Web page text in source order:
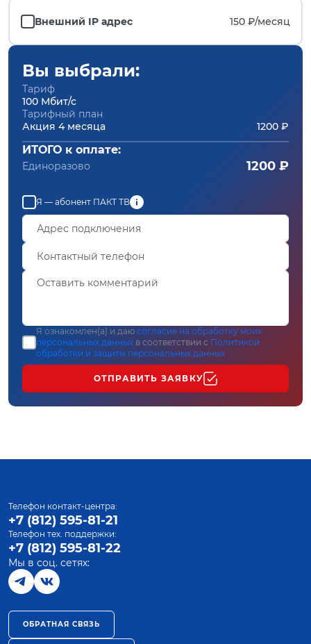
Внешний IP адрес 150 ₽/месяц
Вы выбрали:
Тариф
100 Мбит/с
Тарифный план
Акция 4 месяца
1200 ₽
ИТОГО к оплате:
Единоразово 1200 ₽
Я — абонент ПАКТ ТВ
Я ознакомлен(а) и даю согласие на обработку моих
персональных данных в соответствии с Политикой
обработки и защиты персональных данных
ОТПРАВИТЬ ЗАЯВКУ
Телефон контакт-центра:
+7 (812) 595-81-21
Телефон тех. поддержки:
+7 (812) 595-81-22
Мы в соц. сетях:
ОБРАТНАЯ СВЯЗЬ